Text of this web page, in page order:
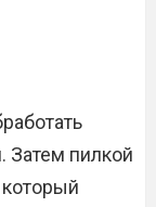
Затем пилкой